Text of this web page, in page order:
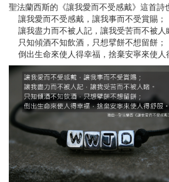
聖法蘭西斯的《讓我愛而不受感戴》這首詩
讓我愛而不受感戴，讓我事而不受賞賜；
讓我盡力而不被人記，讓我受苦而不被人
只知傾酒不知飲酒，只想擘餅不想留餅；
倒出生命來使人得幸福，捨棄安寧來使人